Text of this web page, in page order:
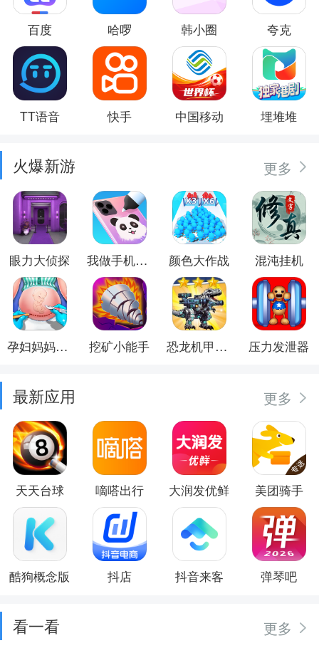
百度 哈啰 韩小圈 夸克
TT语音 快手 中国移动 埋堆堆
火爆新游 更多
眼力大侦探 我做手机壳特好看 颜色大作战 混沌挂机
孕妇妈妈日记 挖矿小能手 恐龙机甲射手 压力发泄器
最新应用 更多
天天台球 嘀嗒出行 大润发优鲜 美团骑手
酷狗概念版 抖店 抖音来客 弹琴吧
看一看 更多